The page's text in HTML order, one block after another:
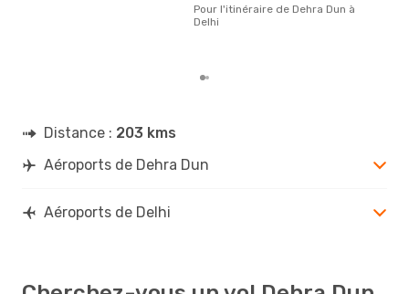
Pour l'itinéraire de Dehra Dun à
Delhi
Distance : 203 kms
Aéroports de Dehra Dun
Aéroports de Delhi